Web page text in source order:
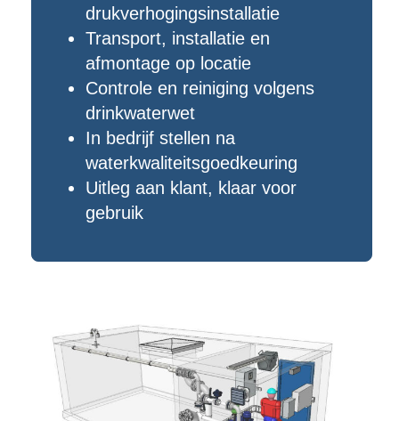
drukverhogingsinstallatie
Transport, installatie en
afmontage op locatie
Controle en reiniging volgens
drinkwaterwet
In bedrijf stellen na
waterkwaliteitsgoedkeuring
Uitleg aan klant, klaar voor
gebruik